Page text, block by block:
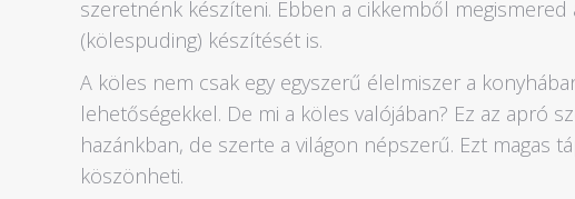
szeretnénk készíteni. Ebben a cikkemből
(kölespuding) készítését is.
A köles nem csak egy egyszerű élelmiszer a
lehetőségekkel. De mi a köles valójában? Ez az apró
hazánkban, de szerte a világon népszerű. Ezt magas
köszönheti.